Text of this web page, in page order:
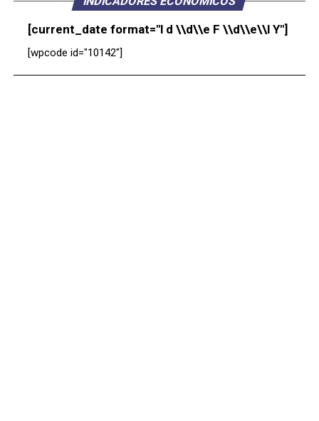
[current_date format="l d \\d\\e F \\d\\e\\l Y"]
[wpcode id="10142"]